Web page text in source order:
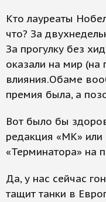
Кто лауреаты
что? За
За прогулку без
оказали на мир (на
влияния.Обаме
премия была, а
Вот было бы
редакция «МК»
«Терминатора» на
Да, у нас сейчас
тащит танки в